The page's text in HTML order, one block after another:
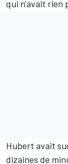
qui n'avait rien
Hubert avait
dizaines de